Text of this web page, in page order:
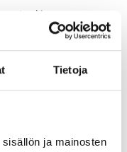
Tietoja
ja mainosten
etenkin
ohjelma, ja